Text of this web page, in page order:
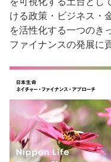
ける政策・ビジネス・
を活性化する一つのき
ファイナンスの発展に